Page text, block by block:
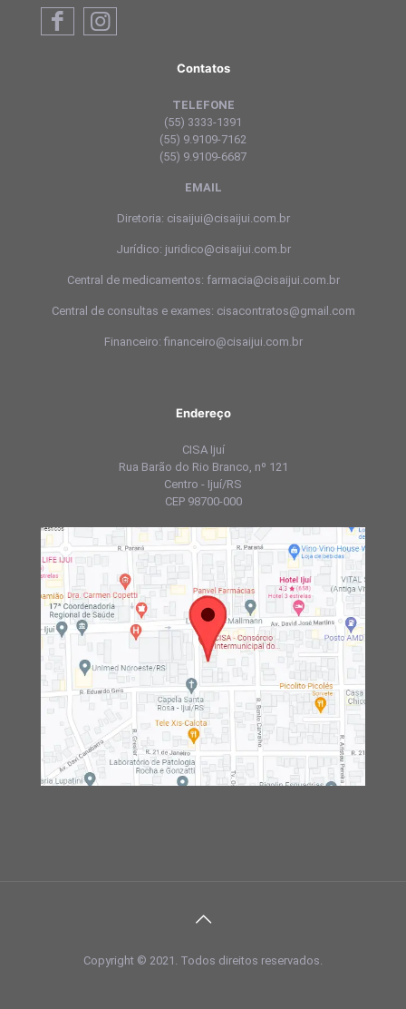
Contatos
TELEFONE
(55) 3333-1391
(55) 9.9109-7162
(55) 9.9109-6687
EMAIL
Diretoria: cisaijui@cisaijui.com.br
Jurídico: juridico@cisaijui.com.br
Central de medicamentos: farmacia@cisaijui.com.br
Central de consultas e exames: cisacontratos@gmail.com
Financeiro: financeiro@cisaijui.com.br
Endereço
CISA Ijuí
Rua Barão do Rio Branco, nº 121
Centro - Ijuí/RS
CEP 98700-000
Copyright © 2021. Todos direitos reservados.